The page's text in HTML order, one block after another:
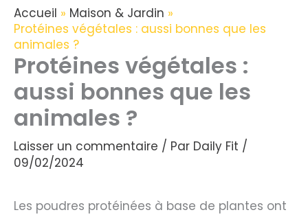
Accueil
Maison & Jardin
Protéines végétales : aussi bonnes que les
animales ?
Protéines végétales :
aussi bonnes que les
animales ?
Laisser un commentaire / Par Daily Fit /
09/02/2024
Les poudres protéinées à base de plantes ont